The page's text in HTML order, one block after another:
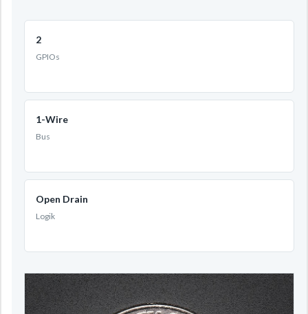
2
GPIOs
1-Wire
Bus
Open Drain
Logik